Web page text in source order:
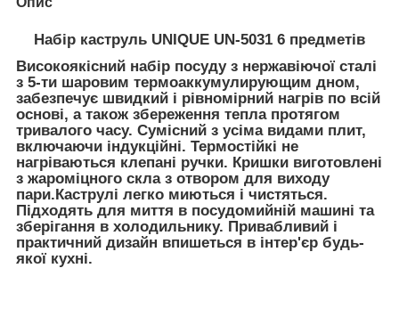
Набір каструль UNIQUE UN-5031 6 предметів
Високоякісний набір посуду з нержавіючої сталі
з 5-ти шаровим термоаккумулирующим дном,
забезпечує швидкий і рівномірний нагрів по всій
основі, а також збереження тепла протягом
тривалого часу. Сумісний з усіма видами плит,
включаючи індукційні. Термостійкі не
нагріваються клепані ручки. Кришки виготовлені
з жароміцного скла з отвором для виходу
пари.Каструлі легко миються і чистяться.
Підходять для миття в посудомийній машині та
зберігання в холодильнику. Привабливий і
практичний дизайн впишеться в інтер'єр будь-
якої кухні.